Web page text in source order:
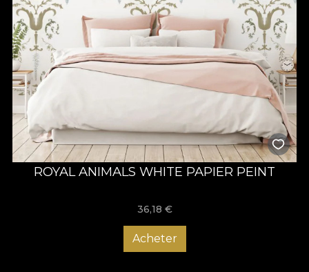
ROYAL ANIMALS WHITE PAPIER PEINT
36,18 €
Acheter